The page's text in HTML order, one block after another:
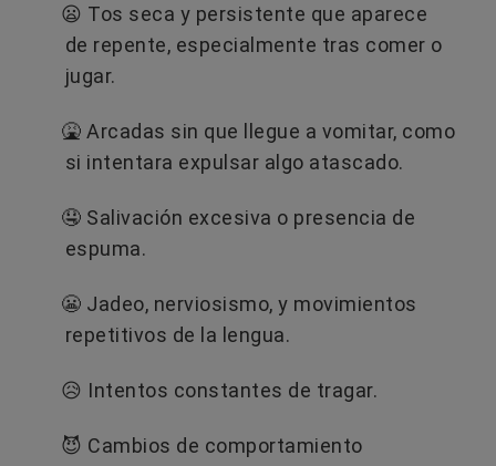
😦 Tos seca y persistente que aparece
de repente, especialmente tras comer o
jugar.
🤮 Arcadas sin que llegue a vomitar, como
si intentara expulsar algo atascado.
🤤 Salivación excesiva o presencia de
espuma.
😬 Jadeo, nerviosismo, y movimientos
repetitivos de la lengua.
😥 Intentos constantes de tragar.
😈​ Cambios de comportamiento